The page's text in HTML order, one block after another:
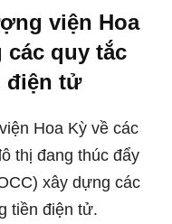
viện Hoa
các quy tắc
điện tử
Hoa Kỳ về các
thị đang thúc đẩy
xây dựng các
tiền điện tử.